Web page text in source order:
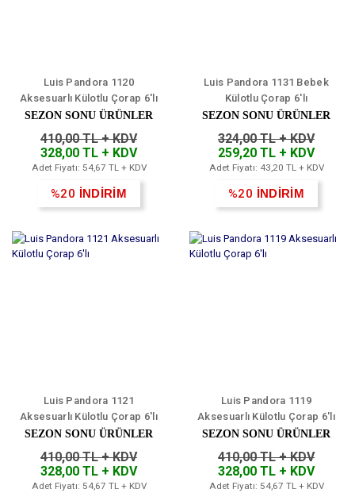
Luis Pandora 1120
Aksesuarlı Külotlu Çorap 6'lı
SEZON SONU ÜRÜNLER
410,00 TL + KDV
328,00 TL + KDV
Adet Fiyatı: 54,67 TL + KDV
%20 İNDİRİM
Luis Pandora 1131 Bebek
Külotlu Çorap 6'lı
SEZON SONU ÜRÜNLER
324,00 TL + KDV
259,20 TL + KDV
Adet Fiyatı: 43,20 TL + KDV
%20 İNDİRİM
Luis Pandora 1121
Aksesuarlı Külotlu Çorap 6'lı
SEZON SONU ÜRÜNLER
410,00 TL + KDV
328,00 TL + KDV
Adet Fiyatı: 54,67 TL + KDV
Luis Pandora 1119
Aksesuarlı Külotlu Çorap 6'lı
SEZON SONU ÜRÜNLER
410,00 TL + KDV
328,00 TL + KDV
Adet Fiyatı: 54,67 TL + KDV